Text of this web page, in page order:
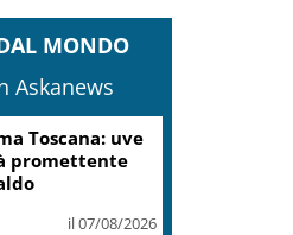
MONDO
Askanews
Toscana: uve
promettente
il 07/08/2026